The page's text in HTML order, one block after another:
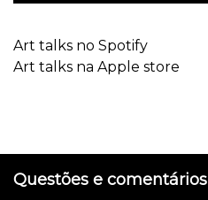
Art talks no Spotify
Art talks na Apple store
Questões e comentários